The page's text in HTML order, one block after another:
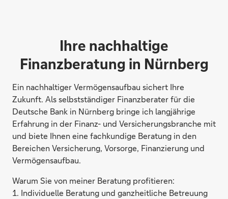
Ihre nachhaltige
Finanzberatung in Nürnberg
Ein nachhaltiger Vermögensaufbau sichert Ihre
Zukunft. Als selbstständiger Finanzberater für die
Deutsche Bank in Nürnberg bringe ich langjährige
Erfahrung in der Finanz- und Versicherungsbranche mit
und biete Ihnen eine fachkundige Beratung in den
Bereichen Versicherung, Vorsorge, Finanzierung und
Vermögensaufbau.
Warum Sie von meiner Beratung profitieren:
1. Individuelle Beratung und ganzheitliche Betreuung